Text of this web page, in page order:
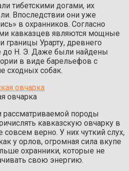
тибетскими догами, их
Впоследствии они уже
в охранников. Согласно
кавказцев являются мощные
Урарту, древнего
до Н. Э. Даже были найдены
в виде барельефов с
сходных собак.
овчарка
породы
кавказскую овчарку в
совсем верно. У них чуткий слух,
у орлов, огромная сила вкупе
охранники, которые не
свою энергию.